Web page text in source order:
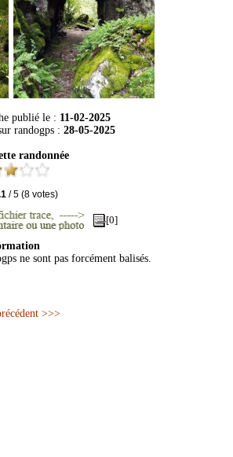
publié le : 11-02-2025
randogps : 28-05-2025
randonnée
/5 (8 votes)
[0]
ne sont pas forcément balisés.
>>>